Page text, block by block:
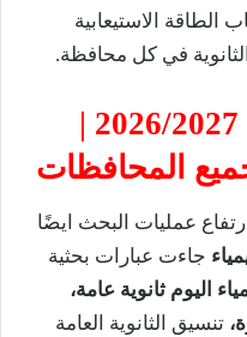
الاستيعابية
في كل محافظة.
تنسيق الثانوية العامة 2026/2027 |
المحافظات
عمليات البحث ايضًا
جاءت عبارات بحثية
اليوم ثانوية عامة،
تنسيق الثانوية العامة